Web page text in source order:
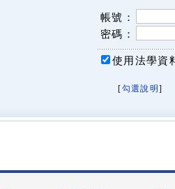
帳號：
密碼：
使用法學資
[勾選說明 ]